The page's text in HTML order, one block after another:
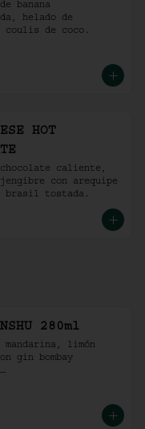
banana
helado de
de coco.
HOT
chocolate caliente,
con arequipe
brasil tostada.
UNSHU 280ml
mandarina, limón
gin bombay
gusto.